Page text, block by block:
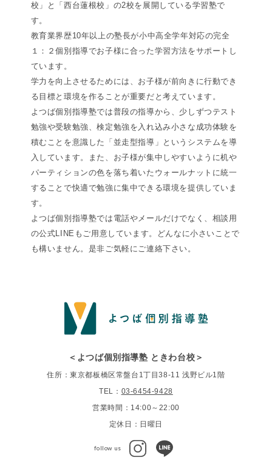
校」と「西台蓮根校」の2校を展開している学習塾で
す。
教育業界歴10年以上の塾長が小中高全学年対応の完全
１：２個別指導でお子様に合った学習方法をサポートし
ています。
学力を向上させるためには、お子様が前向きに行動でき
る目標と環境を作ることが重要だと考えています。
よつば個別指導塾では普段の指導から、少しずつテスト
勉強や受験勉強、検定勉強を入れ込み小さな成功体験を
積むことを意識した「並走型指導」というシステムを導
入しています。また、お子様が集中しやすいように机や
パーティションの色を落ち着いたウォールナットに統一
することで快適で勉強に集中できる環境を提供していま
す。
よつば個別指導塾では電話やメールだけでなく、相談用
の公式LINEもご用意しています。どんなに小さいことで
も構いません。是非ご気軽にご連絡下さい。
＜よつば個別指導塾 ときわ台校＞
住所：東京都板橋区常盤台1丁目38-11 浅野ビル1階
TEL： 03-6454-9428
営業時間：14:00～22:00
定休日：日曜日
follow us